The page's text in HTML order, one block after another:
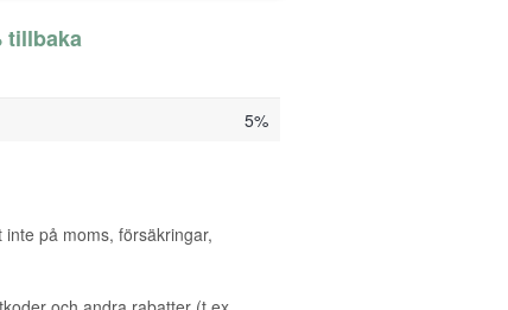
tillbaka
5%
på moms, försäkringar,